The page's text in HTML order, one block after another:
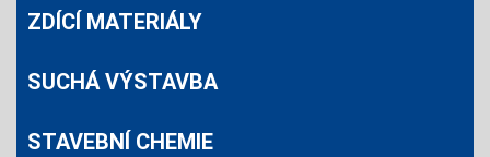
ZDÍCÍ MATERIÁLY
SUCHÁ VÝSTAVBA
STAVEBNÍ CHEMIE